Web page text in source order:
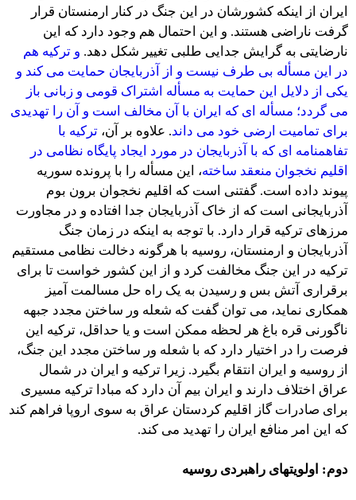
ایران از اینکه کشورشان در این جنگ در کنار ارمنستان قرار
گرفت ناراضی هستند. و این احتمال هم وجود دارد که این
نارضایتی به گرایش جدایی طلبی تغییر شکل دهد. و ترکیه هم
در این مسأله بی طرف نیست و از آذربایجان حمایت می کند و
یکی از دلایل این حمایت به مسأله اشتراک قومی و زبانی باز
می گردد؛ مسأله ای که ایران با آن مخالف است و آن را تهدیدی
برای تمامیت ارضی خود می داند. علاوه بر آن، ترکیه با
تفاهمنامه ای که با آذربایجان در مورد ایجاد پایگاه نظامی در
اقلیم نخجوان منعقد ساخته، این مسأله را با پرونده سوریه
پیوند داده است. گفتنی است که اقلیم نخجوان برون بوم
آذربایجانی است که از خاک آذربایجان جدا افتاده و در مجاورت
مرزهای ترکیه قرار دارد. با توجه به اینکه در زمان جنگ
آذربایجان و ارمنستان، روسیه با هرگونه دخالت نظامی مستقیم
ترکیه در این جنگ مخالفت کرد و از این کشور خواست تا برای
برقراری آتش بس و رسیدن به یک راه حل مسالمت آمیز
همکاری نماید، می توان گفت که شعله ور ساختن مجدد جبهه
ناگورنی قره باغ هر لحظه ممکن است و یا حداقل، ترکیه این
فرصت را در اختیار دارد که با شعله ور ساختن مجدد این جنگ،
از روسیه و ایران انتقام بگیرد. زیرا ترکیه و ایران در شمال
عراق اختلاف دارند و ایران بیم آن دارد که مبادا ترکیه مسیری
برای صادرات گاز اقلیم کردستان عراق به سوی اروپا فراهم کند
که این امر منافع ایران را تهدید می کند.
دوم: اولویتهای راهبردی روسیه